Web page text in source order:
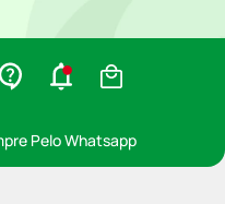
Pelo Whatsapp